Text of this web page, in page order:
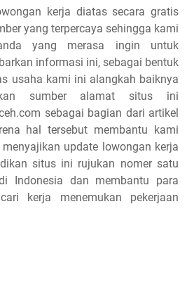
kerja diatas secara gratis
yang terpercaya sehingga kami
yang merasa ingin untuk
informasi ini, sebagai bentuk
usaha kami ini alangkah baiknya
sumber alamat situs ini
sebagai bagian dari artikel
hal tersebut membantu kami
update lowongan kerja
situs ini rujukan nomer satu
Indonesia dan membantu para
kerja menemukan pekerjaan